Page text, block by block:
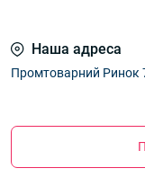
Наша адреса
Промтоварний Ринок